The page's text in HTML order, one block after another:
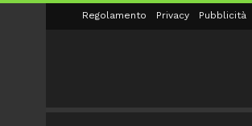
Regolamento Privacy Pubblicità